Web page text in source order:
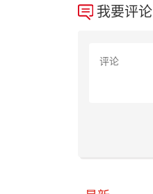
我要评论